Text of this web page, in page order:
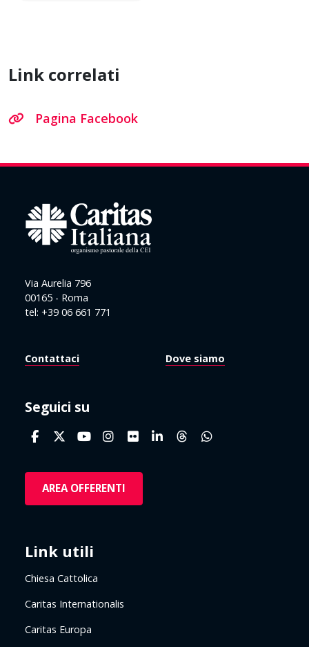
Link correlati
Pagina Facebook
Via Aurelia 796
00165 - Roma
tel: +39 06 661 771
Contattaci Dove siamo
Seguici su
AREA OFFERENTI
Link utili
Chiesa Cattolica
Caritas Internationalis
Caritas Europa